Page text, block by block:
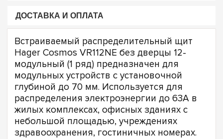
ДОСТАВКА И ОПЛАТА
Встраиваемый распределительный щит
Hager Cosmos VR112NE без дверцы 12-
модульный (1 ряд) предназначен для
модульных устройств с установочной
глубиной до 70 мм. Используется для
распределения электроэнергии до 63А в
жилых комплексах, офисных зданиях с
небольшой площадью, учреждениях
здравоохранения, гостиничных номерах.